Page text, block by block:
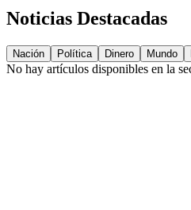
Noticias Destacadas
Nación Política Dinero Mundo
No hay artículos disponibles en la